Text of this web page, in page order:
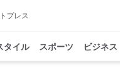
プレス
タイル スポーツ ビジネス